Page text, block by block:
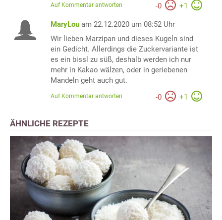
-0 +1
Auf Kommentar antworten
MaryLou am 22.12.2020 um 08:52 Uhr
Wir lieben Marzipan und dieses Kugeln sind
ein Gedicht. Allerdings die Zuckervariante ist
es ein bissl zu süß, deshalb werden ich nur
mehr in Kakao wälzen, oder in geriebenen
Mandeln geht auch gut.
-0 +1
Auf Kommentar antworten
ÄHNLICHE REZEPTE